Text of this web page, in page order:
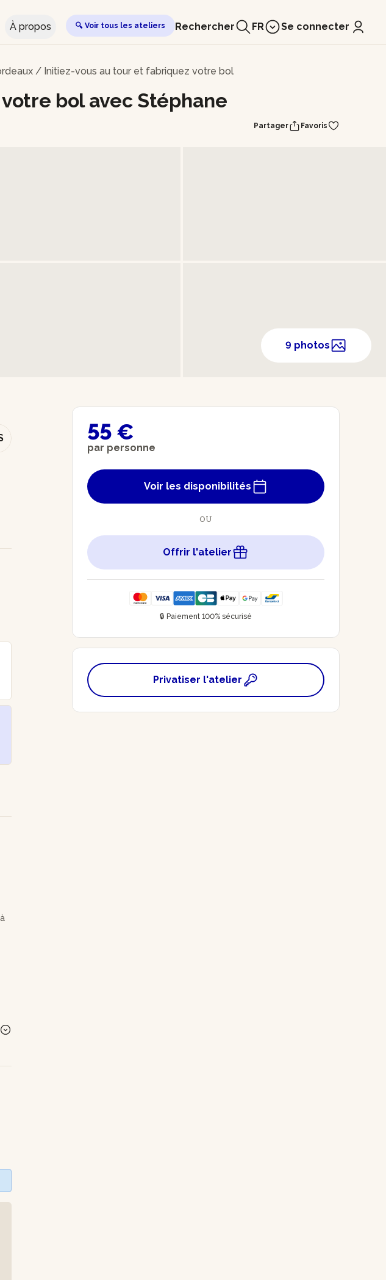
À propos 🔍 Voir tous les ateliers Rechercher FR Se connecter
/ Initiez-vous au tour et fabriquez votre bol
bol avec Stéphane
Partager Favoris
9 photos
55 €
par personne
Voir les disponibilités
OU
Offrir l'atelier
🔒 Paiement 100% sécurisé
Privatiser l'atelier